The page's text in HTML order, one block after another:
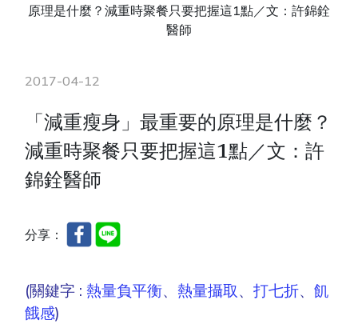
原理是什麼？減重時聚餐只要把握這1點／文：許錦銓
醫師
2017-04-12
「減重瘦身」最重要的原理是什麼？
減重時聚餐只要把握這1點／文：許
錦銓醫師
分享：
(關鍵字 :熱量負平衡、熱量攝取、打七折、飢
餓感)